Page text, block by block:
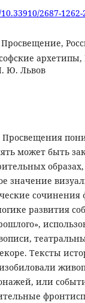
2687-1262-
Просвещение,
Ю. Львов
может быть
значение
развития
Тексты
или